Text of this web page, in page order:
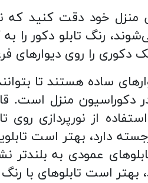
منزل خود دقت کنید که
رنگ تابلو دکور را
دکوری را روی
ساده هستند تا
در دکوراسیون منزل
از نورپردازی روی
دارد، بهتر است
عمودی به بلندتر
است تابلوهای با